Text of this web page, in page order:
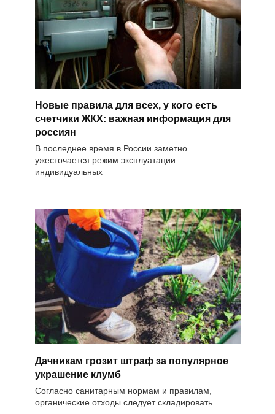
Новые правила для всех, у кого есть
счетчики ЖКХ: важная информация для
россиян
В последнее время в России заметно
ужесточается режим эксплуатации
индивидуальных
Дачникам грозит штраф за популярное
украшение клумб
Согласно санитарным нормам и правилам,
органические отходы следует складировать